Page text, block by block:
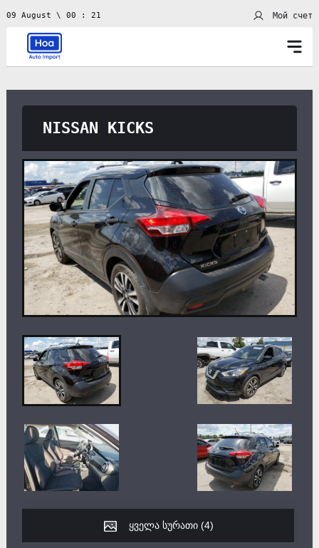
09 August \ 00 : 21 Мой счет
NISSAN KICKS
ყველა სურათი (4)